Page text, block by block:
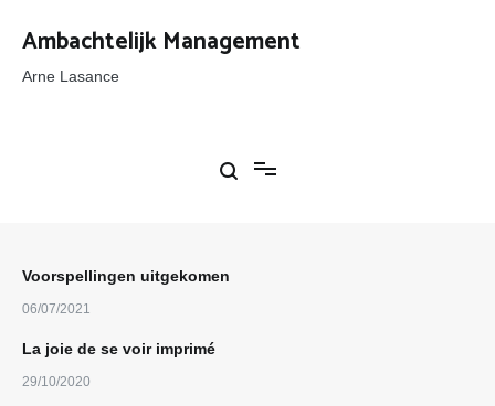
naar
inhoud
Ambachtelijk Management
Arne Lasance
Voorspellingen uitgekomen
06/07/2021
La joie de se voir imprimé
29/10/2020